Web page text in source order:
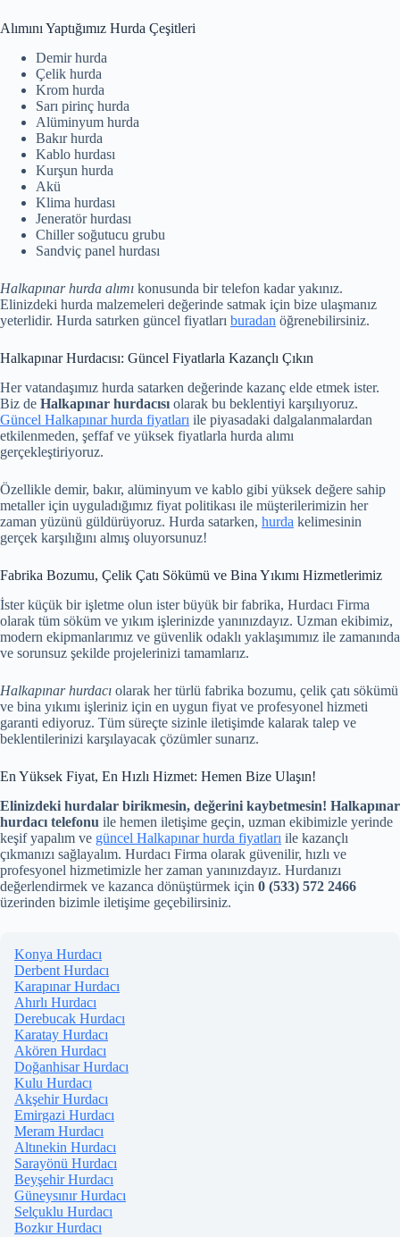
Alımını Yaptığımız Hurda Çeşitleri
Demir hurda
Çelik hurda
Krom hurda
Sarı pirinç hurda
Alüminyum hurda
Bakır hurda
Kablo hurdası
Kurşun hurda
Akü
Klima hurdası
Jeneratör hurdası
Chiller soğutucu grubu
Sandviç panel hurdası
Halkapınar hurda alımı konusunda bir telefon kadar yakınız.
Elinizdeki hurda malzemeleri değerinde satmak için bize ulaşmanız
yeterlidir. Hurda satırken güncel fiyatları buradan öğrenebilirsiniz.
Halkapınar Hurdacısı: Güncel Fiyatlarla Kazançlı Çıkın
Her vatandaşımız hurda satarken değerinde kazanç elde etmek ister.
Biz de Halkapınar hurdacısı olarak bu beklentiyi karşılıyoruz.
Güncel Halkapınar hurda fiyatları ile piyasadaki dalgalanmalardan
etkilenmeden, şeffaf ve yüksek fiyatlarla hurda alımı
gerçekleştiriyoruz.
Özellikle demir, bakır, alüminyum ve kablo gibi yüksek değere sahip
metaller için uyguladığımız fiyat politikası ile müşterilerimizin her
zaman yüzünü güldürüyoruz. Hurda satarken, hurda kelimesinin
gerçek karşılığını almış oluyorsunuz!
Fabrika Bozumu, Çelik Çatı Sökümü ve Bina Yıkımı Hizmetlerimiz
İster küçük bir işletme olun ister büyük bir fabrika, Hurdacı Firma
olarak tüm söküm ve yıkım işlerinizde yanınızdayız. Uzman ekibimiz,
modern ekipmanlarımız ve güvenlik odaklı yaklaşımımız ile zamanında
ve sorunsuz şekilde projelerinizi tamamlarız.
Halkapınar hurdacı olarak her türlü fabrika bozumu, çelik çatı sökümü
ve bina yıkımı işleriniz için en uygun fiyat ve profesyonel hizmeti
garanti ediyoruz. Tüm süreçte sizinle iletişimde kalarak talep ve
beklentilerinizi karşılayacak çözümler sunarız.
En Yüksek Fiyat, En Hızlı Hizmet: Hemen Bize Ulaşın!
Elinizdeki hurdalar birikmesin, değerini kaybetmesin! Halkapınar
hurdacı telefonu ile hemen iletişime geçin, uzman ekibimizle yerinde
keşif yapalım ve güncel Halkapınar hurda fiyatları ile kazançlı
çıkmanızı sağlayalım. Hurdacı Firma olarak güvenilir, hızlı ve
profesyonel hizmetimizle her zaman yanınızdayız. Hurdanızı
değerlendirmek ve kazanca dönüştürmek için 0 (533) 572 2466
üzerinden bizimle iletişime geçebilirsiniz.
Konya Hurdacı
Derbent Hurdacı
Karapınar Hurdacı
Ahırlı Hurdacı
Derebucak Hurdacı
Karatay Hurdacı
Akören Hurdacı
Doğanhisar Hurdacı
Kulu Hurdacı
Akşehir Hurdacı
Emirgazi Hurdacı
Meram Hurdacı
Altınekin Hurdacı
Sarayönü Hurdacı
Beyşehir Hurdacı
Güneysınır Hurdacı
Selçuklu Hurdacı
Bozkır Hurdacı